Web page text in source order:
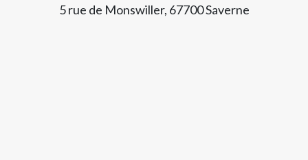
5 rue de Monswiller, 67700 Saverne